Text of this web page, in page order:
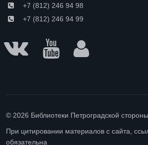
+7 (812) 246 94 98
+7 (812) 246 94 99
© 2026 Библиотеки Петроградской стороны
При цитировании материалов с сайта,
обязательна